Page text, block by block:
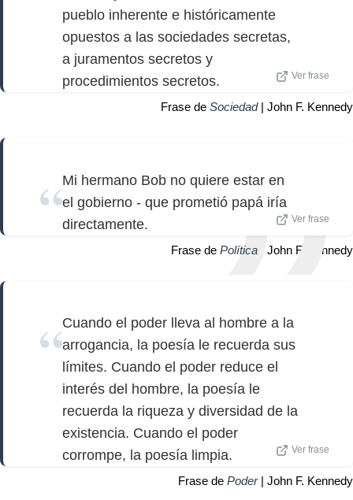
pueblo inherente e históricamente
opuestos a las sociedades secretas,
a juramentos secretos y
procedimientos secretos.
Ver frase
Frase de Sociedad| John F. Kennedy
Mi hermano Bob no quiere estar en
el gobierno - que prometió papá iría
directamente.
Ver frase
Frase de Política | John F. Kennedy
Cuando el poder lleva al hombre a la
arrogancia, la poesía le recuerda sus
límites. Cuando el poder reduce el
interés del hombre, la poesía le
recuerda la riqueza y diversidad de la
existencia. Cuando el poder
corrompe, la poesía limpia.
Ver frase
Frase de Poder| John F. Kennedy